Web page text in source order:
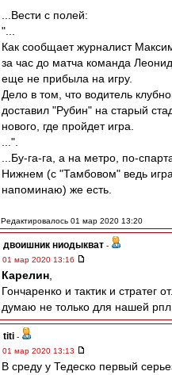
...Вести с полей:
"...
Как сообщает журналист
за час до матча команда
еще не прибыла на игру.
Дело в том, что водитель
доставил "Рубин" на старый
нового, где пройдет игра.
...".
...Бу-га-га, а на метро, по-
Нижнем (с "Тамбовом" ведь
напоминаю) же есть.
Редактировалось 01 мар 2020 13:20
двоишник ниодыкват -
01 мар 2020 13:16
Карелин
Гончаренко и тактик и стратег
думаю не только для нашей рпл.
titi -
01 мар 2020 13:13
В среду у Тедеско первый